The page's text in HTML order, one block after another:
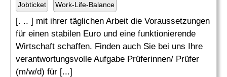
Jobticket Work-Life-Balance
[. .. ] mit ihrer täglichen Arbeit die Voraussetzungen
für einen stabilen Euro und eine funktionierende
Wirtschaft schaffen. Finden auch Sie bei uns Ihre
verantwortungsvolle Aufgabe Prüferinnen/ Prüfer
(m/w/d) für [...]